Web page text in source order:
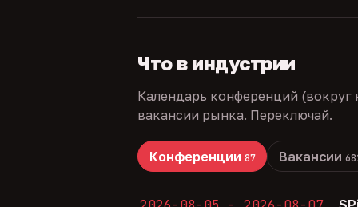
Что в индустрии
Календарь конференций
вакансии рынка. Переключай.
Конференции 87 Вакансии